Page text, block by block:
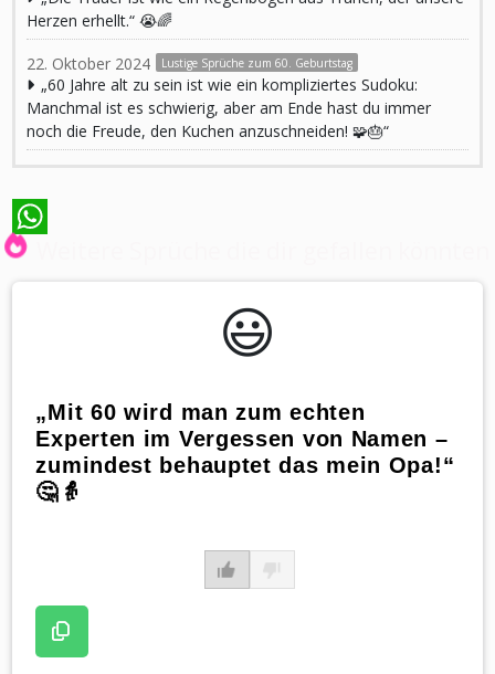
Herzen erhellt.“ 😭🌈
22. Oktober 2024 Lustige Sprüche zum 60. Geburtstag
„60 Jahre alt zu sein ist wie ein kompliziertes Sudoku:
Manchmal ist es schwierig, aber am Ende hast du immer
noch die Freude, den Kuchen anzuschneiden! 🧩🎂“
WhatsApp
Weitere Sprüche die dir gefallen könnten
😃️
„Mit 60 wird man zum echten
Experten im Vergessen von Namen –
zumindest behauptet das mein Opa!“
🤔👵